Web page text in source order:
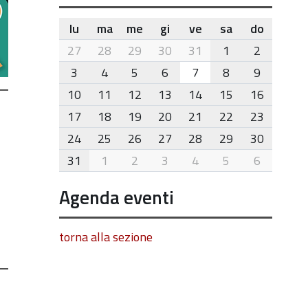
month-
8
lu ma me gi ve sa
do
27
28 29 30 31 1
2
3
4 5 6 7 8
9
10
11 12 13 14 15
16
17
18 19 20 21 22
23
24
25 26 27 28 29
30
31
1 2 3 4 5 6
Agenda eventi
torna alla sezione